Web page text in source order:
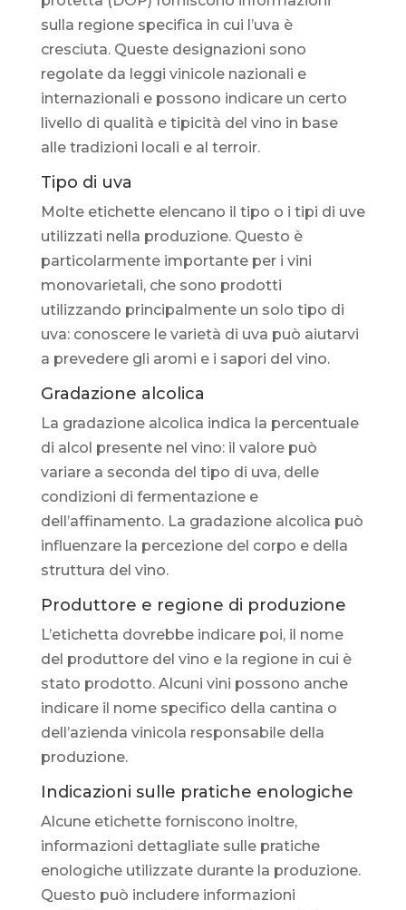
sulla regione specifica in cui l’uva è
cresciuta. Queste designazioni sono
regolate da leggi vinicole nazionali e
internazionali e possono indicare un certo
livello di qualità e tipicità del vino in base
alle tradizioni locali e al terroir.
Tipo di uva
Molte etichette elencano il tipo o i tipi di uve
utilizzati nella produzione. Questo è
particolarmente importante per i vini
monovarietali, che sono prodotti
utilizzando principalmente un solo tipo di
uva: conoscere le varietà di uva può aiutarvi
a prevedere gli aromi e i sapori del vino.
Gradazione alcolica
La gradazione alcolica indica la percentuale
di alcol presente nel vino: il valore può
variare a seconda del tipo di uva, delle
condizioni di fermentazione e
dell’affinamento. La gradazione alcolica può
influenzare la percezione del corpo e della
struttura del vino.
Produttore e regione di produzione
L’etichetta dovrebbe indicare poi, il nome
del produttore del vino e la regione in cui è
stato prodotto. Alcuni vini possono anche
indicare il nome specifico della cantina o
dell’azienda vinicola responsabile della
produzione.
Indicazioni sulle pratiche enologiche
Alcune etichette forniscono inoltre,
informazioni dettagliate sulle pratiche
enologiche utilizzate durante la produzione.
Questo può includere informazioni